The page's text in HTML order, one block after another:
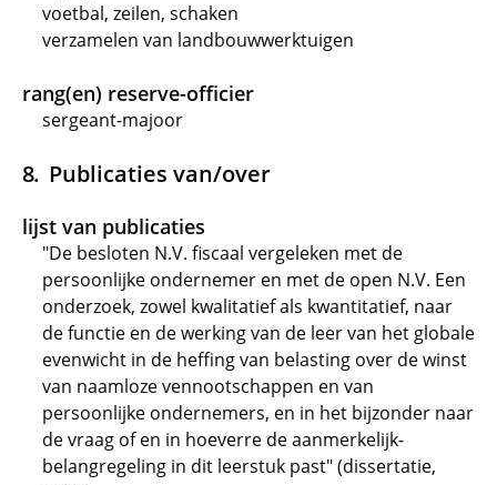
voetbal, zeilen, schaken
verzamelen van landbouwwerktuigen
rang(en) reserve-officier
sergeant-majoor
Publicaties van/over
lijst van publicaties
"De besloten N.V. fiscaal vergeleken met de
persoonlijke ondernemer en met de open N.V. Een
onderzoek, zowel kwalitatief als kwantitatief, naar
de functie en de werking van de leer van het globale
evenwicht in de heffing van belasting over de winst
van naamloze vennootschappen en van
persoonlijke ondernemers, en in het bijzonder naar
de vraag of en in hoeverre de aanmerkelijk-
belangregeling in dit leerstuk past" (dissertatie,